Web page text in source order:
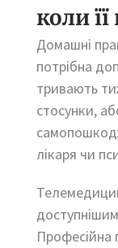
коли
Домашні
потрібна
тривають
стосунки,
лікаря чи
Професійна